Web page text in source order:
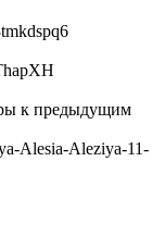
к предыдущим
Alesia-Aleziya-11-